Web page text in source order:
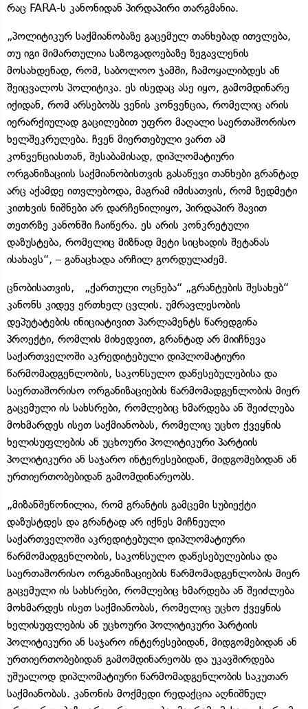
რაც FARA-ს კანონიდან პირდაპირი თარგმანია.
„პოლიტიკურ საქმიანობაზე გაცემულ თანხებად ითვლება,
თუ იგი მიმართულია საზოგადოებაზე ზეგავლენის
მოსახდენად, რომ, საბოლოო ჯამში, ჩამოყალიბდეს ან
შეიცვალოს პოლიტიკა. ეს ისედაც ასე იყო, გამომდინარე
იქიდან, რომ არსებობს ვენის კონვენცია, რომელიც არის
იერარქიულად გაცილებით უფრო მაღალი საერთაშორისო
ხელშეკრულება. ჩვენ მიერთებული ვართ ამ
კონვენციასთან, შესაბამისად, დიპლომატიური
ორგანიზაციის საქმიანობისთვის გასაწევი თანხები გრანტად
არც აქამდე ითვლებოდა, მაგრამ იმისათვის, რომ ზედმეტი
კითხვის ნიშნები არ დარჩენილიყო, პირდაპირ შავით
თეთრზე კანონში ჩაიწერა. ეს არის კონკრეტული
დაზუსტება, რომელიც მიზნად მეტი სიცხადის შეტანას
ისახავს“, – განაცხადა არჩილ გორდულაძემ.
ცნობისათვის, „ქართული ოცნება“ „გრანტების შესახებ“
კანონს კიდევ ერთხელ ცვლის. უმრავლესობის
დეპუტატების ინიციატივით პარლამენტს წარედგინა
პროექტი, რომლის მიხედვით, გრანტად არ მიიჩნევა
საქართველოში აკრედიტებული დიპლომატიური
წარმომადგენლობის, საკონსულო დაწესებულებისა და
საერთაშორისო ორგანიზაციების წარმომადგენლობის მიერ
გაცემული ის სახსრები, რომლებიც ხმარდება ან შეიძლება
მოხმარდეს ისეთ საქმიანობას, რომელიც უცხო ქვეყნის
ხელისუფლების ან უცხოური პოლიტიკური პარტიის
პოლიტიკური ან საჯარო ინტერესებიდან, მიდგომებიდან ან
ურთიერთობებიდან გამომდინარეობს.
„მიზანშეწონილია, რომ გრანტის გამცემი სუბიექტი
დაზუსტდეს და გრანტად არ იქნეს მიჩნეული
საქართველოში აკრედიტებული დიპლომატიური
წარმომადგენლობის, საკონსულო დაწესებულებისა და
საერთაშორისო ორგანიზაციების წარმომადგენლობის მიერ
გაცემული ის სახსრები, რომლებიც ხმარდება ან შეიძლება
მოხმარდეს ისეთ საქმიანობას, რომელიც უცხო ქვეყნის
ხელისუფლების ან უცხოური პოლიტიკური პარტიის
პოლიტიკური ან საჯარო ინტერესებიდან, მიდგომებიდან ან
ურთიერთობებიდან გამომდინარეობს და უკავშირდება
უშუალოდ დიპლომატიური წარმომადგენლობის საკუთარ
საქმიანობას. კანონის მოქმედი რედაქცია აღნიშნულ